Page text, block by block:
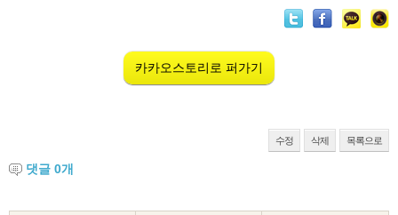
카카오스토리로 퍼가기
수정 삭제 목록으로
댓글 0개